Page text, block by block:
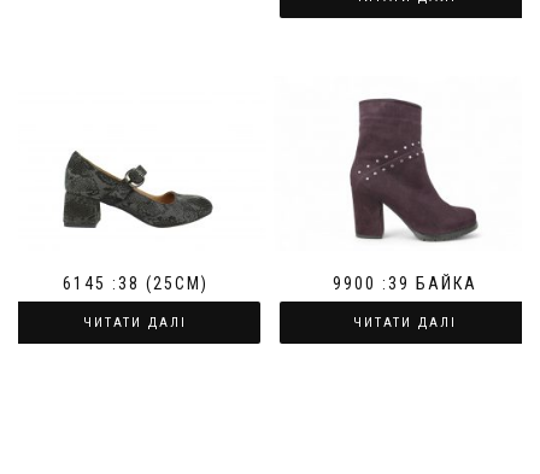
6145 :38 (25СМ)
ЧИТАТИ ДАЛІ
9900 :39 БАЙКА
ЧИТАТИ ДАЛІ